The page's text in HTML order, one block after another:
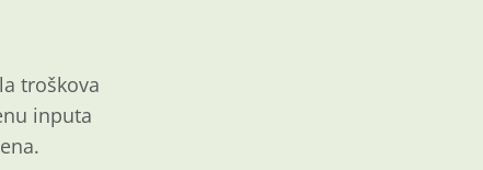
troškova
inputa